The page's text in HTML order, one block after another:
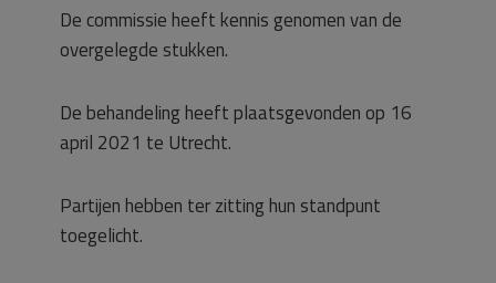
De commissie heeft kennis genomen van de
overgelegde stukken.
De behandeling heeft plaatsgevonden op 16
april 2021 te Utrecht.
Partijen hebben ter zitting hun standpunt
toegelicht.